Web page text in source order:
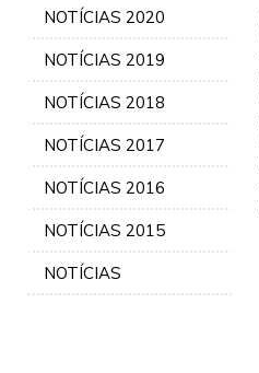
NOTÍCIAS 2020
NOTÍCIAS 2019
NOTÍCIAS 2018
NOTÍCIAS 2017
NOTÍCIAS 2016
NOTÍCIAS 2015
NOTÍCIAS